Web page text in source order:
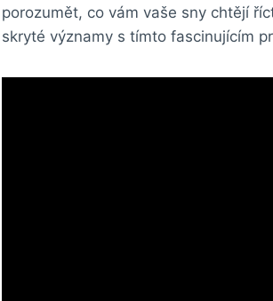
porozumět, co vám vaše sny chtějí
skryté významy s tímto fascinujícím